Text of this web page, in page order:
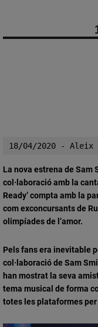
18/04/2020 - Aleix
La nova estrena de Sam
col·laboració amb la
Ready’ compta amb la
com exconcursants de
olimpíades de l’amor.
Pels fans era inevitable
col·laboració de Sam
han mostrat la seva
tema musical de forma
totes les plataformes